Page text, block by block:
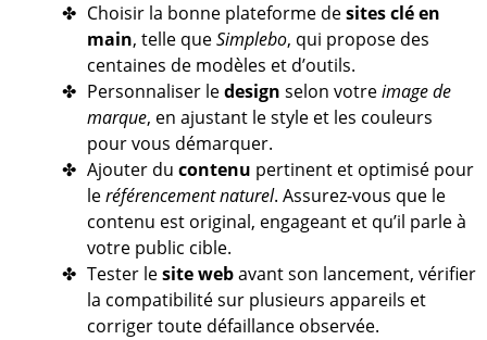
Choisir la bonne plateforme desites clé en
main, telle queSimplebo, qui propose des
centaines de modèles et d’outils.
Personnaliser ledesign selon votreimage de
marque, en ajustant le style et les couleurs
pour vous démarquer.
Ajouter du contenu pertinent et optimisé pour
leréférencement naturel. Assurez-vous que le
contenu est original, engageant et qu’il parle à
votre public cible.
Tester lesite webavant son lancement, vérifier
la compatibilité sur plusieurs appareils et
corriger toute défaillance observée.